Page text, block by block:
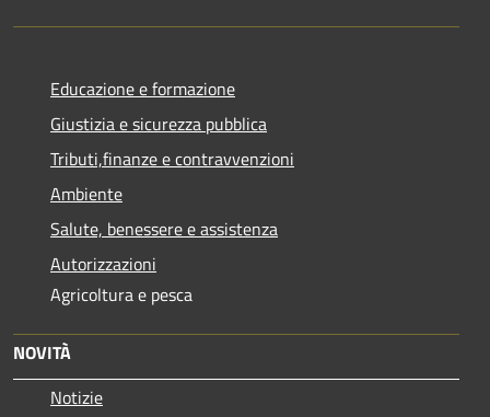
Educazione e formazione
Giustizia e sicurezza pubblica
Tributi,finanze e contravvenzioni
Ambiente
Salute, benessere e assistenza
Autorizzazioni
Agricoltura e pesca
NOVITÀ
Notizie